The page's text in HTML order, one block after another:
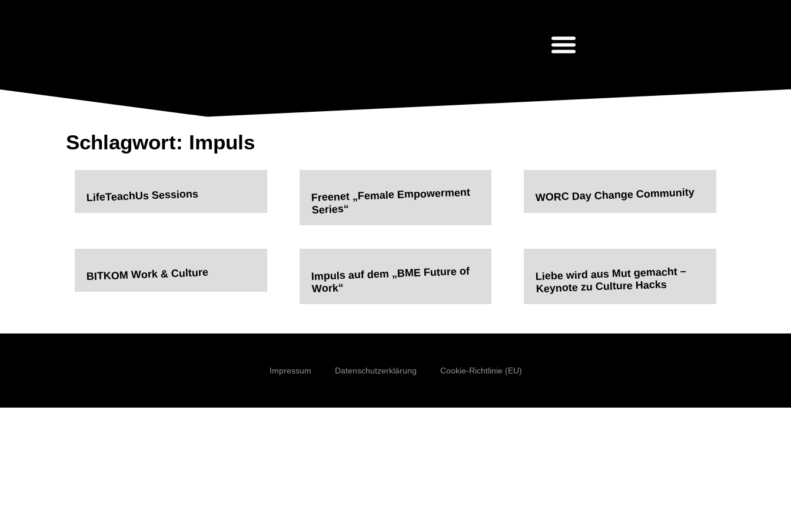
Schlagwort: Impuls
LifeTeachUs Sessions Freenet „Female Empowerment
Series“
WORC Day Change Community
BITKOM Work & Culture Impuls auf dem „BME Future of
Work“
Liebe wird aus Mut gemacht –
Keynote zu Culture Hacks
Impressum Datenschutzerklärung Cookie-Richtlinie (EU)